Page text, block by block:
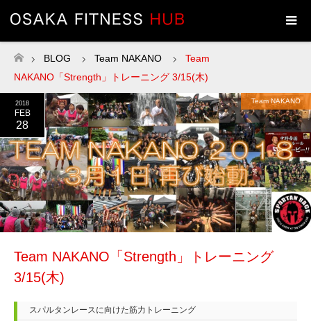
ホーム
BLOG Team NAKANO
Team
NAKANO「Strength」トレーニング 3/15(木)
2018
FEB
28
Team NAKANO
Team NAKANO「Strength」トレーニング
3/15(木)
スパルタンレースに向けた筋力トレーニング